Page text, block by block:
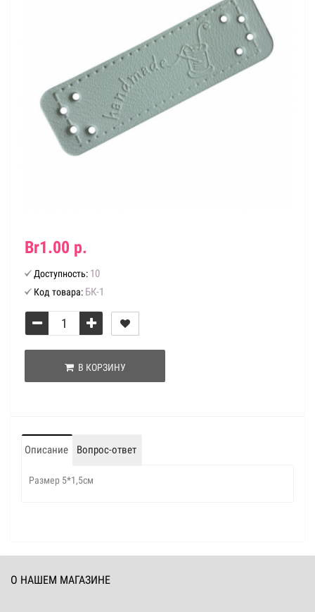
Br1.00 р.
Доступность: 10
Код товара: БК-1
В КОРЗИНУ
Описание Вопрос-ответ
Размер 5*1,5см
О НАШЕМ МАГАЗИНЕ